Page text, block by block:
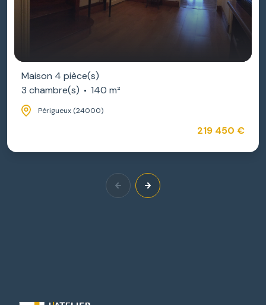
Maison 4 pièce(s)
3 chambre(s)
140 m²
Périgueux (24000)
219 450 €